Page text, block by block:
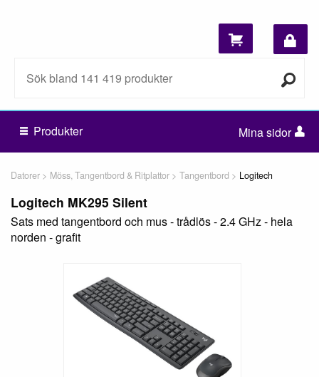
Produkter Mina sidor
Datorer Möss, Tangentbord & Ritplattor Tangentbord Logitech
Logitech MK295 Silent
Sats med tangentbord och mus - trådlös - 2.4 GHz - hela
norden - grafit